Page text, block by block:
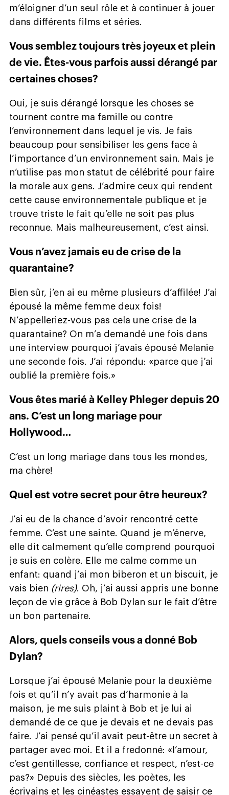
m’éloigner d’un seul rôle et à continuer à jouer
dans différents films et séries.
Vous semblez toujours très joyeux et plein
de vie. Êtes-vous parfois aussi dérangé par
certaines choses?
Oui, je suis dérangé lorsque les choses se
tournent contre ma famille ou contre
l’environnement dans lequel je vis. Je fais
beaucoup pour sensibiliser les gens face à
l’importance d’un environnement sain. Mais je
n’utilise pas mon statut de célébrité pour faire
la morale aux gens. J’admire ceux qui rendent
cette cause environnementale publique et je
trouve triste le fait qu’elle ne soit pas plus
reconnue. Mais malheureusement, c’est ainsi.
Vous n’avez jamais eu de crise de la
quarantaine?
Bien sûr, j’en ai eu même plusieurs d’affilée! J’ai
épousé la même femme deux fois!
N’appelleriez-vous pas cela une crise de la
quarantaine? On m’a demandé une fois dans
une interview pourquoi j’avais épousé Melanie
une seconde fois. J’ai répondu: «parce que j’ai
oublié la première fois.»
Vous êtes marié à Kelley Phleger depuis 20
ans. C’est un long mariage pour
Hollywood…
C’est un long mariage dans tous les mondes,
ma chère!
Quel est votre secret pour être heureux?
J’ai eu de la chance d’avoir rencontré cette
femme. C’est une sainte. Quand je m’énerve,
elle dit calmement qu’elle comprend pourquoi
je suis en colère. Elle me calme comme un
enfant: quand j’ai mon biberon et un biscuit, je
vais bien (rires). Oh, j’ai aussi appris une bonne
leçon de vie grâce à Bob Dylan sur le fait d’être
un bon partenaire.
Alors, quels conseils vous a donné Bob
Dylan?
Lorsque j’ai épousé Melanie pour la deuxième
fois et qu’il n’y avait pas d’harmonie à la
maison, je me suis plaint à Bob et je lui ai
demandé de ce que je devais et ne devais pas
faire. J’ai pensé qu’il avait peut-être un secret à
partager avec moi. Et il a fredonné: «l’amour,
c’est gentillesse, confiance et respect, n’est-ce
pas?» Depuis des siècles, les poètes, les
écrivains et les cinéastes essayent de saisir ce